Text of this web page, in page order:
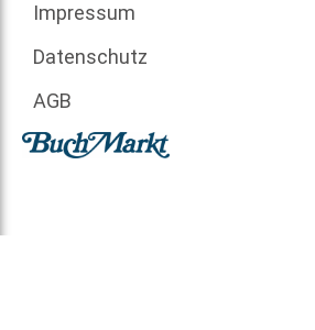
Impressum
Datenschutz
AGB